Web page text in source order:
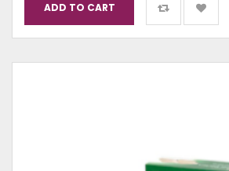
ADD TO CART